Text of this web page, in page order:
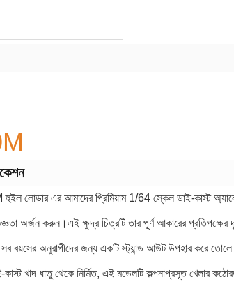
লোডার এর আমাদের প্রিমিয়াম 1/64 স্কেল ডাই-কাস্ট
অর্জন করুন।এই ক্ষুদ্র চিত্রটি তার পূর্ণ আকারের
বয়সের অনুরাগীদের জন্য একটি স্ট্যান্ড আউট উপহার করে
খাদ ধাতু থেকে নির্মিত, এই মডেলটি কল্পনাপ্রসূত খেলার